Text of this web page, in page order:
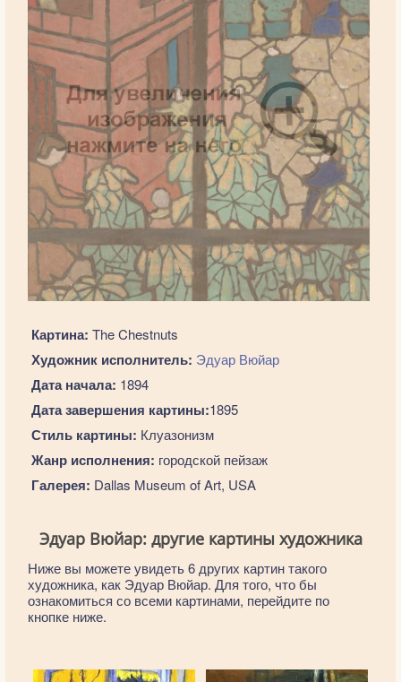
Картина: The Chestnuts
Художник исполнитель: Эдуар Вюйар
Дата начала: 1894
Дата завершения картины:1895
Стиль картины: Клуазонизм
Жанр исполнения: городской пейзаж
Галерея: Dallas Museum of Art, USA
Эдуар Вюйар: другие картины художника
Ниже вы можете увидеть 6 других картин такого
художника, как Эдуар Вюйар. Для того, что бы
ознакомиться со всеми картинами, перейдите по
кнопке ниже.